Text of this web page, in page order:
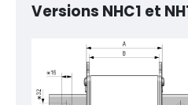
Versions NHC1 et